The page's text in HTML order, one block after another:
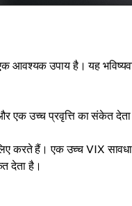
आवश्यक उपाय है। यह
एक उच्च प्रवृत्ति का संकेत
करते हैं। एक उच्च VIX
देता है।